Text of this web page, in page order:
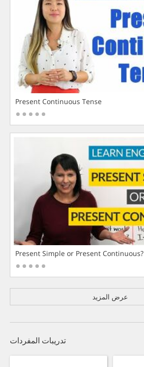
Present Continuous Tense
Present Simple or Present Continuous?
عرض المزيد
تدريبات المفردات